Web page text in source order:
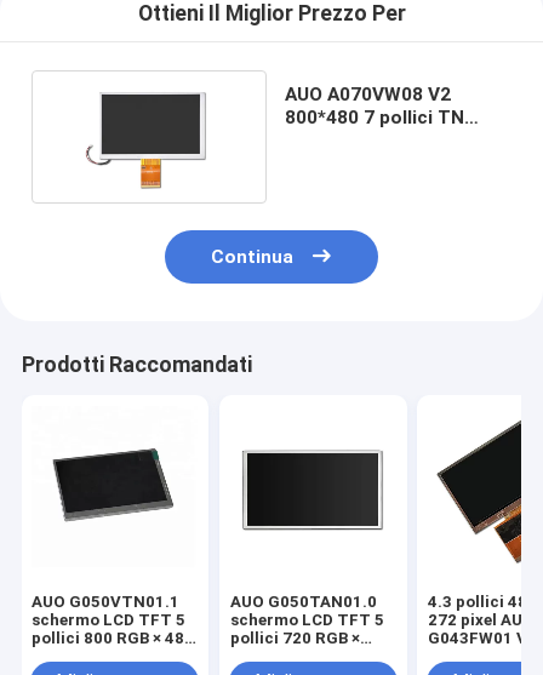
Ottieni Il Miglior Prezzo Per
AUO A070VW08 V2
800*480 7 pollici TN
Continua
Prodotti Raccomandati
AUO G050VTN01.1
schermo LCD TFT 5
pollici 800 RGB × 480
AUO G050TAN01.0
schermo LCD TFT 5
pollici 720 RGB ×
4.3 pollici 480
272 pixel AUO
G043FW01 V0